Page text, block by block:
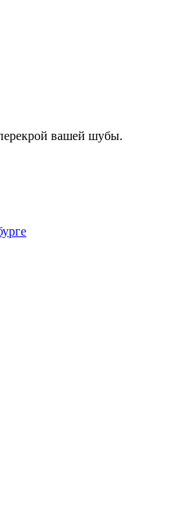
вашей шубы.